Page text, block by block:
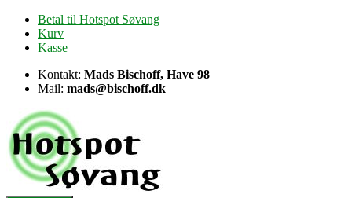
Skip
content
Betal til Hotspot Søvang
Kurv
Kasse
Kontakt: Mads Bischoff, Have 98
Mail: mads@bischoff.dk